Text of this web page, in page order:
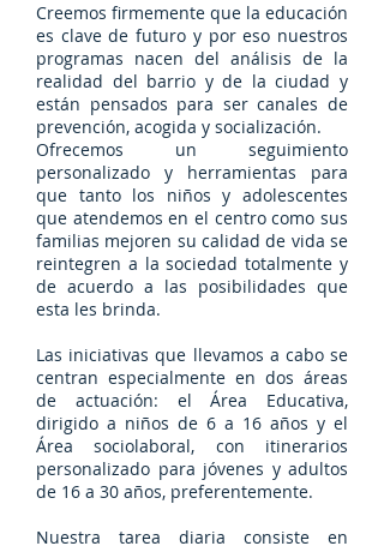
Creemos firmemente que la educación
es clave de futuro y por eso nuestros
programas nacen del análisis de la
realidad del barrio y de la ciudad y
están pensados para ser canales de
prevención, acogida y socialización.
Ofrecemos un seguimiento
personalizado y herramientas para
que tanto los niños y adolescentes
que atendemos en el centro como sus
familias mejoren su calidad de vida se
reintegren a la sociedad totalmente y
de acuerdo a las posibilidades que
esta les brinda.
Las iniciativas que llevamos a cabo se
centran especialmente en dos áreas
de actuación: el Área Educativa,
dirigido a niños de 6 a 16 años y el
Área sociolaboral, con itinerarios
personalizado para jóvenes y adultos
de 16 a 30 años, preferentemente.
Nuestra tarea diaria consiste en